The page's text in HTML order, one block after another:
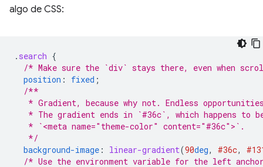
algo de CSS:
. search {
/* Make sure the `div` stays there, even when
position : fixed ;
/**
* Gradient, because why not. Endless
* The gradient ends in `#36c`, which happens to
   * `<meta name="theme-color" content="#36c">`.
   */
background-image : linear-gradient(90deg, #36c,
/* Use the environment variable for the left